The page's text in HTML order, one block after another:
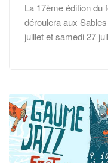
La 17ème édition du
déroulera aux
juillet et samedi 27